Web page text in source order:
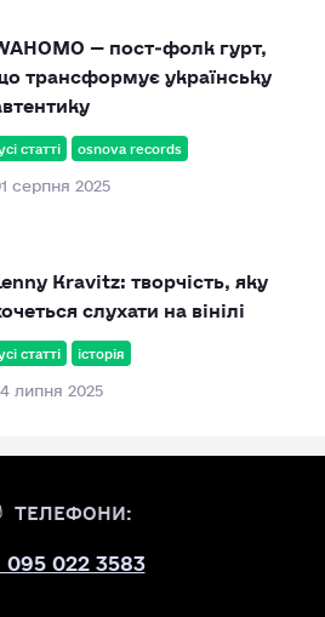
статті osnova records
серпня 2025
— пост‑фолк гурт,
трансформує українську
статті історія
липня 2025
Kravitz: творчість, яку
слухати на вінілі
ТЕЛЕФОНИ:
095 022 3583